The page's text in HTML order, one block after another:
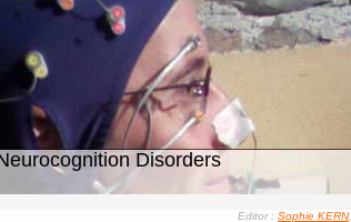
Disorders
Editor : Sophie KERN,